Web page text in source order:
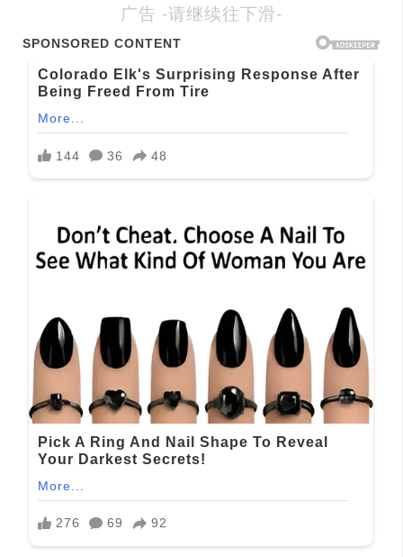
广告 -请继续往下滑-